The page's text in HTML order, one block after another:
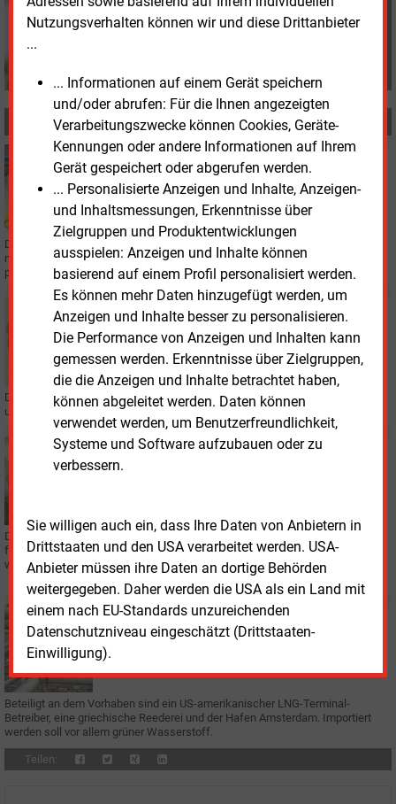
Nutzungsverhalten können wir und diese Drittanbieter
...
... Informationen auf einem Gerät speichern
und/oder abrufen: Für die Ihnen angezeigten
Verarbeitungszwecke können Cookies, Geräte-
Kennungen oder andere Informationen auf Ihrem
Gerät gespeichert oder abgerufen werden.
... Personalisierte Anzeigen und Inhalte, Anzeigen-
und Inhaltsmessungen, Erkenntnisse über
Zielgruppen und Produktentwicklungen
ausspielen: Anzeigen und Inhalte können
basierend auf einem Profil personalisiert werden.
Es können mehr Daten hinzugefügt werden, um
Anzeigen und Inhalte besser zu personalisieren.
Die Performance von Anzeigen und Inhalten kann
gemessen werden. Erkenntnisse über Zielgruppen,
die die Anzeigen und Inhalte betrachtet haben,
können abgeleitet werden. Daten können
verwendet werden, um Benutzerfreundlichkeit,
Systeme und Software aufzubauen oder zu
verbessern.
Sie willigen auch ein, dass Ihre Daten von Anbietern in
Drittstaaten und den USA verarbeitet werden. USA-
Anbieter müssen ihre Daten an dortige Behörden
weitergegeben. Daher werden die USA als ein Land mit
einem nach EU-Standards unzureichenden
Datenschutzniveau eingeschätzt (Drittstaaten-
Einwilligung).
MEHR ZUM THEMA
Mittwoch, 27.03.2024, 16:49
GASNETZ
DIW fordert Hilfe für Kommunen bei Stilllegung der
Gasnetze
Das Deutsche Institut für Wirtschaftsforschung (DIW) ist der Frage
nachgegangen, wie Kommunen die Stilllegung der Erdgasinfrastruktur
planvoll vorantreiben können.
DWV mit neuem Verbandsnamen
Der „Deutsche Wasserstoff- und Brennstoffzellen-Verband“ benennt sich
um. Die Verbandsabkürzung „DWV“ bleibt erhalten.
Donnerstag, 23.11.2023, 12:45
WASSERSTOFF
Die Initiative European Hydrogen Backbone (EHB) überarbeitete ihren Plan
für ein gesamteuropäisches Wasserstoffnetz. Österreich könnte darin eine
wesentliche Rolle spielen.
Donnerstag, 16.11.2023, 11:29
GASNETZ
EnBW plant niederländisch-deutschen H2-Korridor
Beteiligt an dem Vorhaben sind ein US-amerikanischer LNG-Terminal-
Betreiber, eine griechische Reederei und der Hafen Amsterdam. Importiert
werden soll vor allem grüner Wasserstoff.
Teilen: